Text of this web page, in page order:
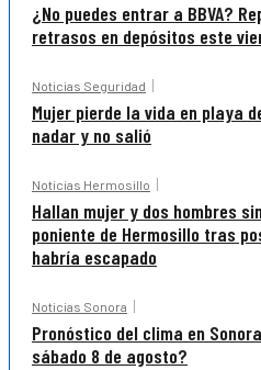
¿No puedes entrar a BBVA?
retrasos en depósitos este
Noticias Seguridad
Mujer pierde la vida en playa
nadar y no salió
Noticias Hermosillo
Hallan mujer y dos hombres
poniente de Hermosillo tras
habría escapado
Noticias Sonora
Pronóstico del clima en
sábado 8 de agosto?